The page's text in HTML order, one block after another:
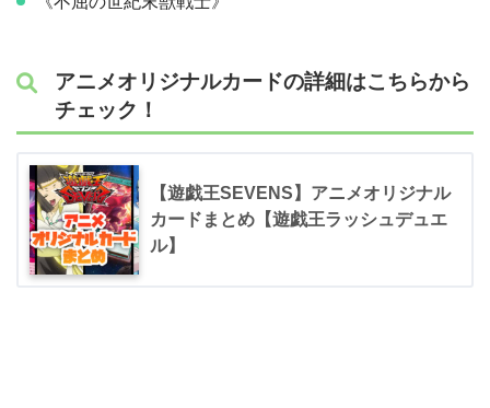
アニメオリジナルカードの詳細はこちらから
チェック！
【遊戯王SEVENS】アニメオリジナル
カードまとめ【遊戯王ラッシュデュエ
ル】